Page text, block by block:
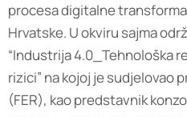
procesa digitalne
Hrvatske. U okviru sajma
“Industrija 4.0_Tehnološka
rizici” na kojoj je sudjelovao
(FER), kao predstavnik